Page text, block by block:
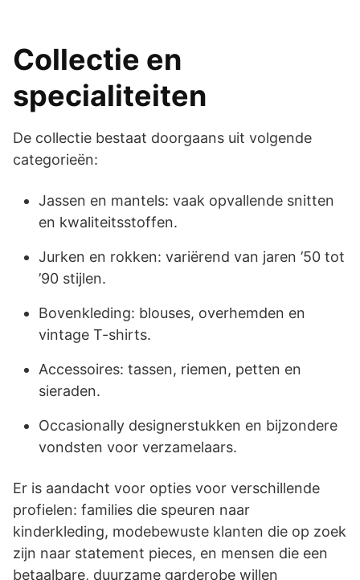
Collectie en
specialiteiten
De collectie bestaat doorgaans uit volgende
categorieën:
Jassen en mantels: vaak opvallende snitten
en kwaliteitsstoffen.
Jurken en rokken: variërend van jaren ’50 tot
’90 stijlen.
Bovenkleding: blouses, overhemden en
vintage T-shirts.
Accessoires: tassen, riemen, petten en
sieraden.
Occasionally designerstukken en bijzondere
vondsten voor verzamelaars.
Er is aandacht voor opties voor verschillende
profielen: families die speuren naar
kinderkleding, modebewuste klanten die op zoek
zijn naar statement pieces, en mensen die een
betaalbare, duurzame garderobe willen